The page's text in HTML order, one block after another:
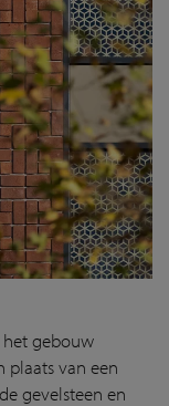
het gebouw
plaats van een
gevelsteen en